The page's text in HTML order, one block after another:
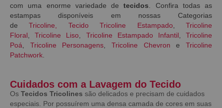
com uma enorme variedade detecidos . Confira todas as
estampas disponíveis em nossas Categorias
deTricoline Tecido Tricoline Estampado ,Tricoline
Floral ,Tricoline Liso Tricoline Estampado Infantil ,Tricoline
Poá
Tricoline Personagens ,Tricoline Chevron eTricoline
Patchwork
Cuidados com a Lavagem do Tecido
Os Tecidos Tricolines são delicados e precisam de cuidados
especiais. Por possuírem uma densa camada de cores em suas